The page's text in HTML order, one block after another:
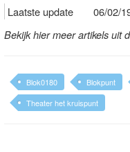
Laatste update
06/02/
Bekijk hier meer artikels uit
Blok0180 Blokpunt
Theater het kruispunt